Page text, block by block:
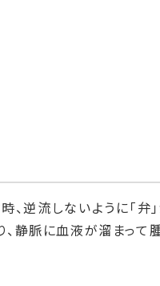
逆流しないように「弁
静脈に血液が溜まって